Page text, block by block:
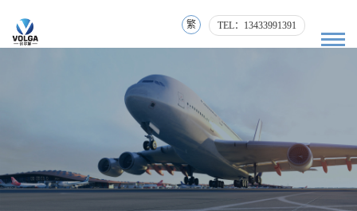
TEL：13433991391
繁